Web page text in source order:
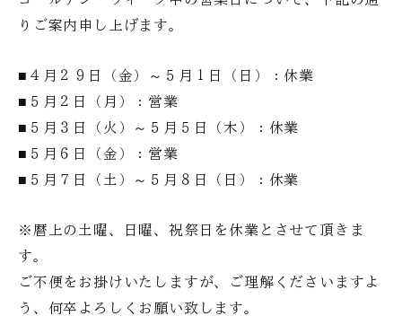
りご案内申し上げます。
■４月２９日（金）～５月１日（日）：休業
■５月２日（月）：営業
■５月３日（火）～５月５日（木）： 休業
■５月６日（金）：営業
■５月７日（土）～５月８日（日）： 休業
※暦上の土曜、日曜、祝祭日を休業とさせて頂きま
す。
ご不便をお掛けいたしますが、ご理解くださいますよ
う、何卒よろしくお願い致します。